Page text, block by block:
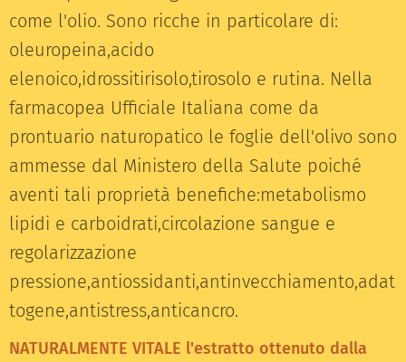
come l'olio. Sono ricche in particolare di:
oleuropeina,acido
elenoico,idrossitirisolo,tirosolo e rutina. Nella
farmacopea Ufficiale Italiana come da
prontuario naturopatico le foglie dell'olivo sono
ammesse dal Ministero della Salute poiché
aventi tali proprietà benefiche:metabolismo
lipidi e carboidrati,circolazione sangue e
regolarizzazione
pressione,antiossidanti,antinvecchiamento,adat
togene,antistress,anticancro.
NATURALMENTE VITALE l'estratto ottenuto dalla